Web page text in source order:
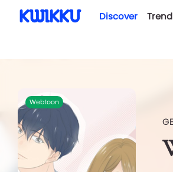
Discover
Webtoon